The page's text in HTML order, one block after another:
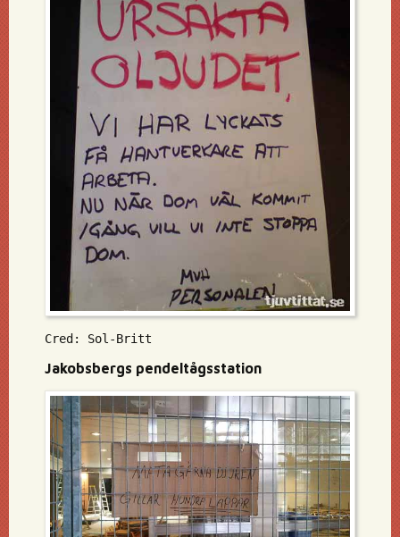
Cred: Sol-Britt
Jakobsbergs pendeltågsstation